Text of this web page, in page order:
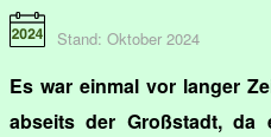
Stand: Oktober 2024
Es war einmal vor langer
abseits der Großstadt, da